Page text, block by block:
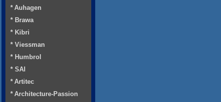
* Auhagen
* Brawa
* Kibri
* Viessman
* Humbrol
* SAI
* Artitec
* Architecture-Passion